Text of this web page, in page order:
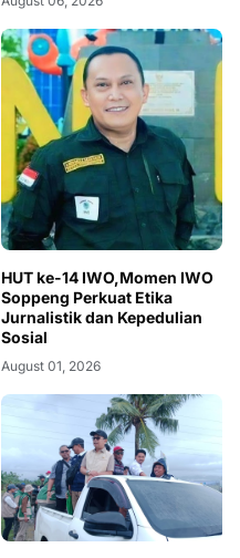
HUT ke-14 IWO,Momen IWO
Soppeng Perkuat Etika
Jurnalistik dan Kepedulian
Sosial
August 01, 2026